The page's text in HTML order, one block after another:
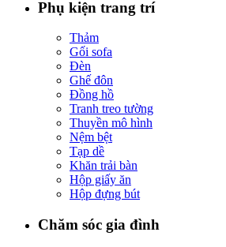
Phụ kiện trang trí
Thảm
Gối sofa
Đèn
Ghế đôn
Đồng hồ
Tranh treo tường
Thuyền mô hình
Nệm bệt
Tạp dề
Khăn trải bàn
Hộp giấy ăn
Hộp đựng bút
Chăm sóc gia đình